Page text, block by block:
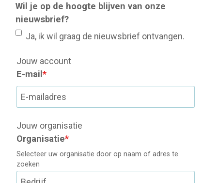
Wil je op de hoogte blijven van onze
nieuwsbrief?
Ja, ik wil graag de nieuwsbrief ontvangen.
Jouw account
E-mail*
Jouw organisatie
Organisatie*
Selecteer uw organisatie door op naam of adres te
zoeken